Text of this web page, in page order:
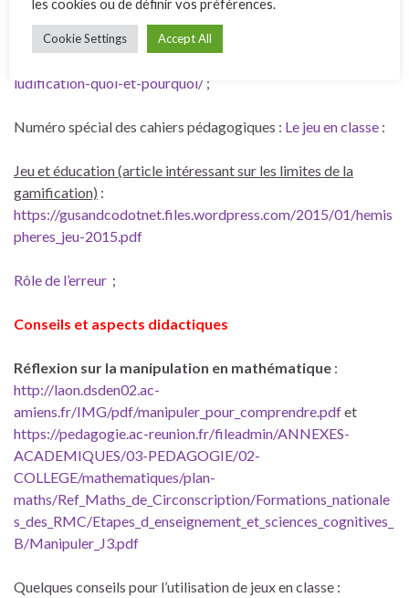
Jeu éducatif et ludification :
ludification-quoi-et-pourquoi/ ;
Numéro spécial des cahiers pédagogiques : Le jeu en classe :
Jeu et éducation (article intéressant sur les limites de la
gamification) :
https://gusandcodotnet.files.wordpress.com/2015/01/hemis
pheres_jeu-2015.pdf
Rôle de l’erreur ;
Conseils et aspects didactiques
Réflexion sur la manipulation en mathématique :
http://laon.dsden02.ac-
amiens.fr/IMG/pdf/manipuler_pour_comprendre.pdfet
https://pedagogie.ac-reunion.fr/fileadmin/ANNEXES-
ACADEMIQUES/03-PEDAGOGIE/02-
COLLEGE/mathematiques/plan-
maths/Ref_Maths_de_Circonscription/Formations_nationale
s_des_RMC/Etapes_d_enseignement_et_sciences_cognitives_
B/Manipuler_J3.pdf
Quelques conseils pour l’utilisation de jeux en classe :
les cookies ou de définir vos préférences.
Cookie Settings Accept All